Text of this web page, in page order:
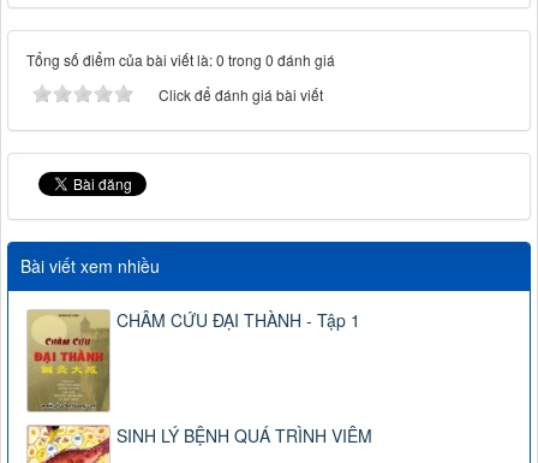
Tổng số điểm của bài viết là: 0 trong 0 đánh giá
Click để đánh giá bài viết
Bài viết xem nhiều
CHÂM CỨU ĐẠI THÀNH - Tập 1
SINH LÝ BỆNH QUÁ TRÌNH VIÊM